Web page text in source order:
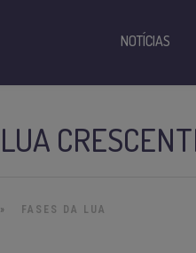
LUA
» FASES DA LUA
NOTÍCIAS